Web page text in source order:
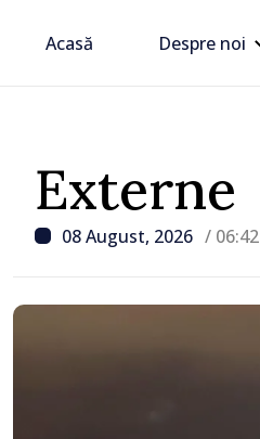
Acasă Despre noi
Externe
08 August, 2026 / 06:42